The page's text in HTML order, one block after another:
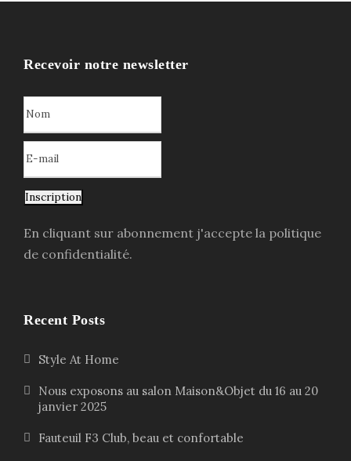
Recevoir notre newsletter
Inscription
En cliquant sur abonnement j'accepte la politique
de confidentialité.
Recent Posts
Style At Home
Nous exposons au salon Maison&Objet du 16 au 20
janvier 2025
Fauteuil F3 Club, beau et confortable